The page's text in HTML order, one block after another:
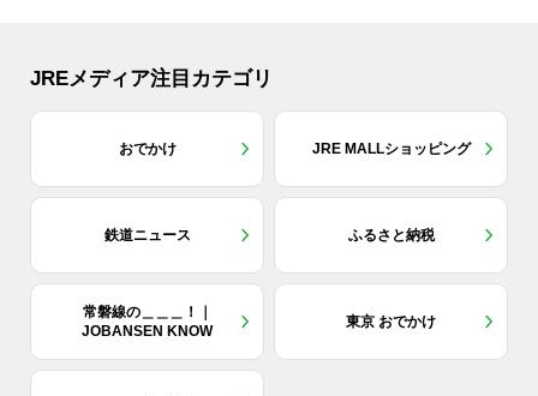
JREメディア注目カテゴリ
おでかけ JRE MALLショッピング
鉄道ニュース ふるさと納税
常磐線の＿＿＿！｜
JOBANSEN KNOW
東京 おでかけ